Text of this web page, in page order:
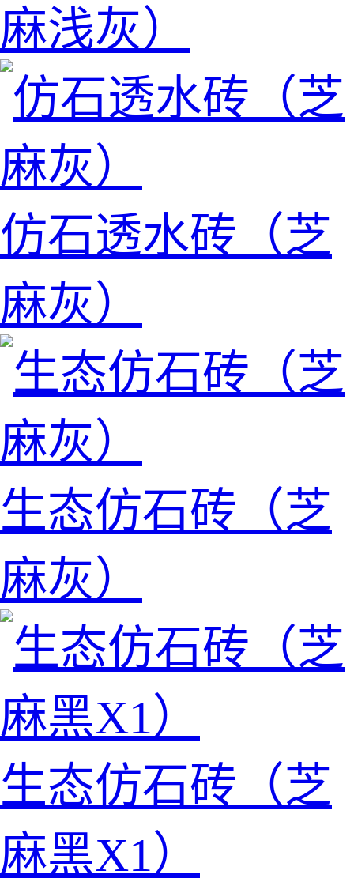
麻浅灰）
仿石透水砖（芝
麻灰）
生态仿石砖（芝
麻灰）
生态仿石砖（芝
麻黑X1）